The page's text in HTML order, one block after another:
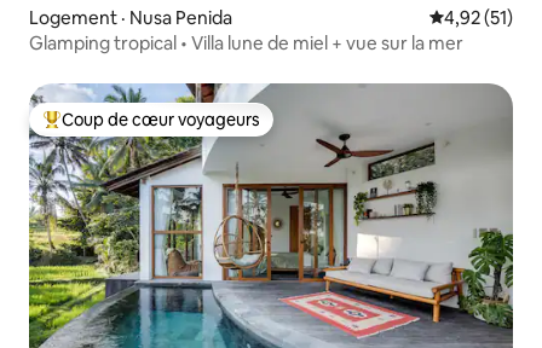
Logement · Nusa Penida Note
4,92 (51)
Glamping tropical • Villa lune de miel + vue sur la mer
Coup de cœur voyageurs parmi les plus aimés
Coup de cœur voyageurs